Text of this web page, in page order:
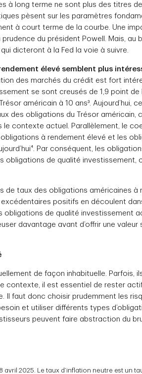
à long terme ne sont plus des titres
pèsent sur les paramètres
à court terme de la courbe. Une
du président Powell. Mais,
dicteront à la Fed la voie à suivre.
élevé semblent plus
des marchés du crédit est fort
se sont creusés de 1,9 point
américain à 10 ans³. Aujourd’hui,
des obligations du Trésor américain,
contexte actuel. Parallèlement, le
à rendement élevé et les
Par conséquent, les
obligations de qualité investissement,
de taux des obligations américaines
positifs en découlent
obligations de qualité investissement
davantage avant d’offrir une valeur
de façon inhabituelle. Parfois,
contexte, il est essentiel de rester
Il faut donc choisir prudemment les
et utiliser différents types
peuvent faire abstraction du
avril 2025. Le taux d’inflation neutre est un